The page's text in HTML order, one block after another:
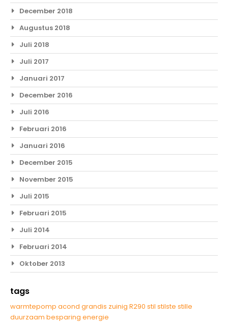
December 2018
Augustus 2018
Juli 2018
Juli 2017
Januari 2017
December 2016
Juli 2016
Februari 2016
Januari 2016
December 2015
November 2015
Juli 2015
Februari 2015
Juli 2014
Februari 2014
Oktober 2013
tags
warmtepomp acond grandis zuinig R290 stil stilste stille
duurzaam besparing energie